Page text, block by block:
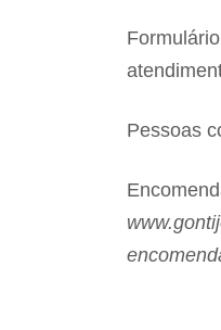
Pessoas